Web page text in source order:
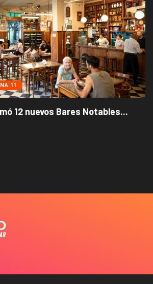
11
12 nuevos Bares Notables...